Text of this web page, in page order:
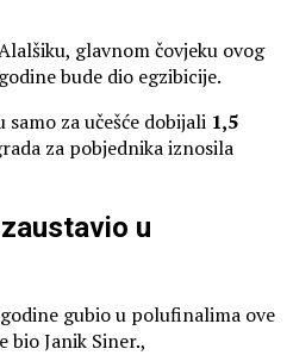
glavnom čovjeku ovog
bude dio egzibicije.
za učešće dobijali 1,5
za pobjednika iznosila
u
gubio u polufinalima ove
bio Janik Siner.,